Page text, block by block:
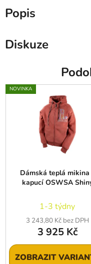
Popis
Diskuze
NOVINKA
Dámská teplá mikina
kapucí OSWSA
1-3 týdny
3 243,80 Kč bez DPH
3 925 Kč
ZOBRAZIT